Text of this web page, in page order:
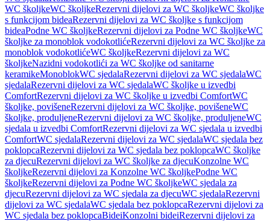
WC školjkeWC školjkeRezervni dijelovi za WC školjkeWC školjke
s funkcijom bideaRezervni dijelovi za WC školjke s funkcijom
bideaPodne WC školjkeRezervni dijelovi za Podne WC školjkeWC
školjke za monoblok vodokotlićeRezervni dijelovi za WC školjke za
monoblok vodokotlićeWC školjkeRezervni dijelovi za WC
školjkeNazidni vodokotlići za WC školjke od sanitarne
keramikeMonoblokWC sjedalaRezervni dijelovi za WC sjedalaWC
sjedalaRezervni dijelovi za WC sjedalaWC školjke u izvedbi
ComfortRezervni dijelovi za WC školjke u izvedbi ComfortWC
školjke, povišeneRezervni dijelovi za WC školjke, povišeneWC
školjke, produljeneRezervni dijelovi za WC školjke, produljeneWC
sjedala u izvedbi ComfortRezervni dijelovi za WC sjedala u izvedbi
ComfortWC sjedalaRezervni dijelovi za WC sjedalaWC sjedala bez
poklopcaRezervni dijelovi za WC sjedala bez poklopcaWC školjke
za djecuRezervni dijelovi za WC školjke za djecuKonzolne WC
školjkeRezervni dijelovi za Konzolne WC školjkePodne WC
školjkeRezervni dijelovi za Podne WC školjkeWC sjedala za
djecuRezervni dijelovi za WC sjedala za djecuWC sjedalaRezervni
dijelovi za WC sjedalaWC sjedala bez poklopcaRezervni dijelovi za
WC sjedala bez poklopcaBideiKonzolni bideiRezervni dijelovi za